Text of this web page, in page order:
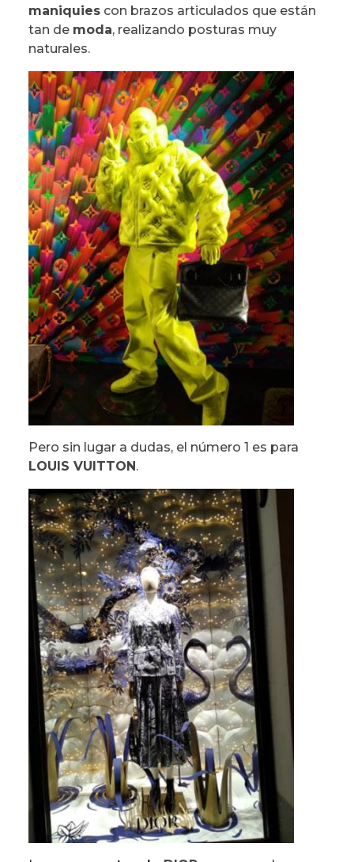
maniquies con brazos articulados que están
tan de moda, realizando posturas muy
naturales.
Pero sin lugar a dudas, el número 1 es para
LOUIS VUITTON.